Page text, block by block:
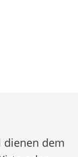
dienen dem